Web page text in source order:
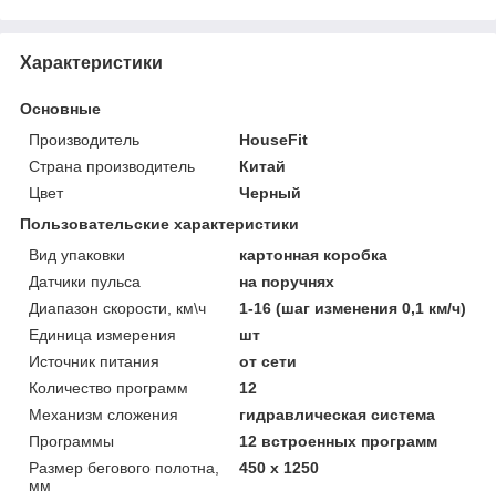
Характеристики
Основные
Производитель
HouseFit
Страна производитель
Китай
Цвет
Черный
Пользовательские характеристики
Вид упаковки
картонная коробка
Датчики пульса
на поручнях
Диапазон скорости, км\ч
1-16 (шаг изменения 0,1 км/ч)
Единица измерения
шт
Источник питания
от сети
Количество программ
12
Механизм сложения
гидравлическая система
Программы
12 встроенных программ
Размер бегового полотна,
мм
450 х 1250